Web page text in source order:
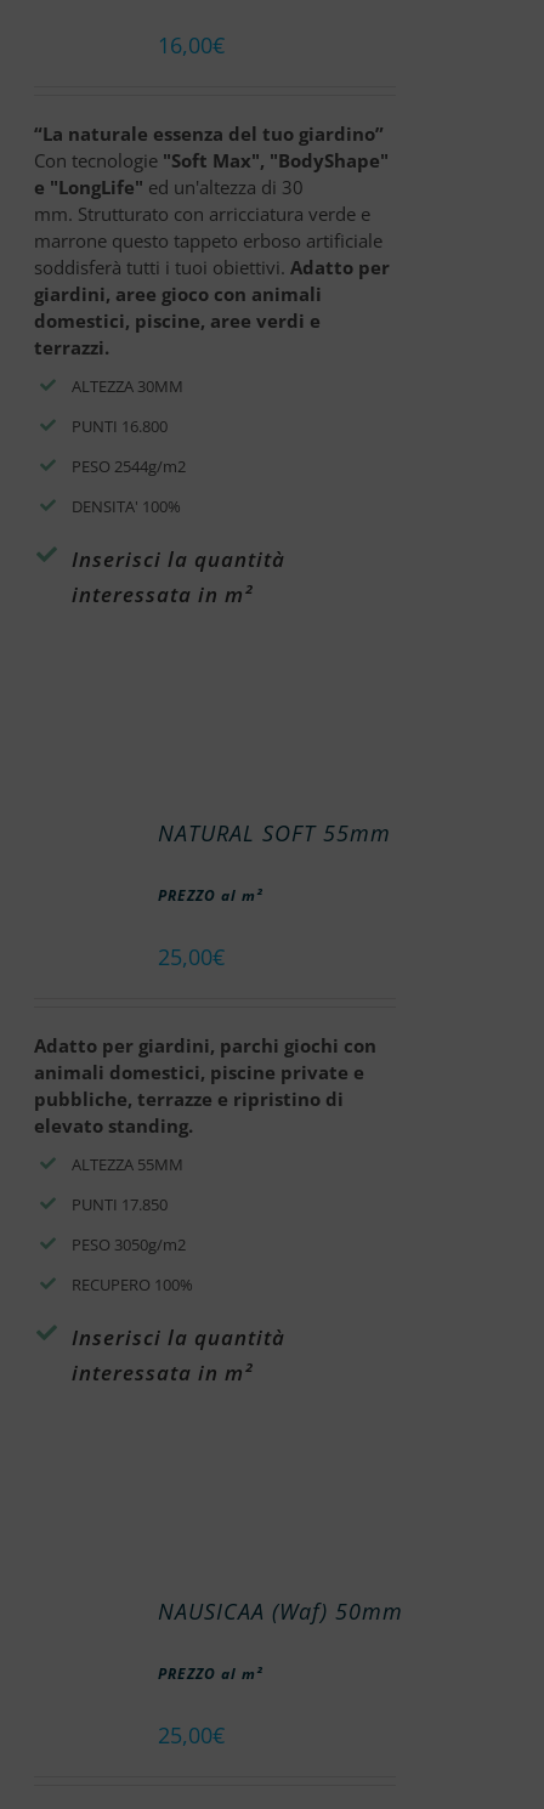
16,00€
“La naturale essenza del tuo giardino”
Con tecnologie "Soft Max", "BodyShape"
e "LongLife" ed un'altezza di 30
mm. Strutturato con arricciatura verde e
marrone questo tappeto erboso artificiale
soddisferà tutti i tuoi obiettivi.Adatto per
giardini, aree gioco con animali
domestici, piscine, aree verdi e
terrazzi.
ALTEZZA 30MM
PUNTI 16.800
PESO 2544g/m2
DENSITA' 100%
Inserisci la quantità
interessata in m²
NATURAL SOFT 55mm
PREZZO al m²
25,00€
Adatto per giardini, parchi giochi con
animali domestici, piscine private e
pubbliche, terrazze e ripristino di
elevato standing.
ALTEZZA 55MM
PUNTI 17.850
PESO 3050g/m2
RECUPERO 100%
Inserisci la quantità
interessata in m²
NAUSICAA (Waf) 50mm
PREZZO al m²
25,00€